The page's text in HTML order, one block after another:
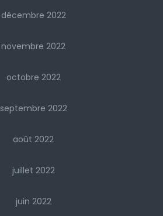
décembre 2022
novembre 2022
octobre 2022
septembre 2022
août 2022
juillet 2022
juin 2022